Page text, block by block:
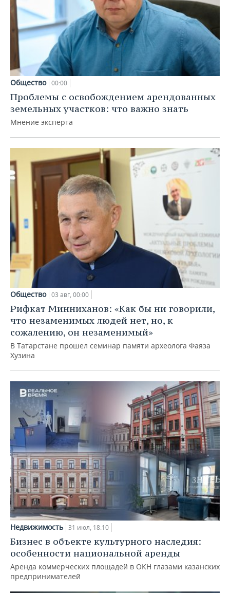
Общество 00:00
Проблемы с освобождением арендованных
земельных участков: что важно знать
Мнение эксперта
Общество 03 авг, 00:00
Рифкат Минниханов: «Как бы ни говорили,
что незаменимых людей нет, но, к
сожалению, он незаменимый»
В Татарстане прошел семинар памяти археолога Фаяза
Хузина
Недвижимость 31 июл, 18:10
Бизнес в объекте культурного наследия:
особенности национальной аренды
Аренда коммерческих площадей в ОКН глазами казанских
предпринимателей